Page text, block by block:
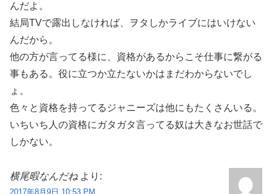
んだよ。
結局TVで露出しなければ、ヲタしかライブにはいけない
んだから。
他の方が言ってる様に、資格があるからこそ仕事に繋がる
事もある。役に立つか立たないかはまだわからないでし
ょ。
色々と資格を持ってるジャニーズは他にもたくさんいる。
いちいち人の資格にガタガタ言ってる奴は大きなお世話で
しかない。
横尾暇なんだね より:
2017年8月9日 10:53 PM